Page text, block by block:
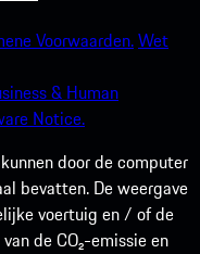
Voorwaarden.Wet
& Human
Notice.
door de computer
bevatten. De weergave
voertuig en / of de
de CO₂-emissie en